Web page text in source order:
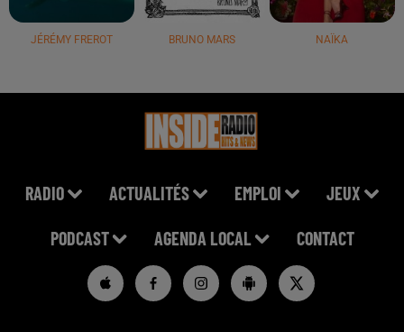
JÉRÉMY FREROT BRUNO MARS NAÏKA
RADIO ACTUALITÉS EMPLOI JEUX
PODCAST AGENDA LOCAL CONTACT